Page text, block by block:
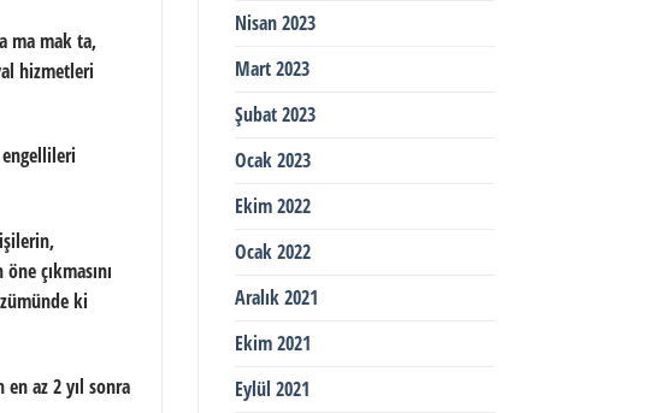
ma mak ta,
hizmetleri
çıkmasını
ki
en az 2 yıl sonra
Nisan 2023
Mart 2023
Şubat 2023
Ocak 2023
Ekim 2022
Ocak 2022
Aralık 2021
Ekim 2021
Eylül 2021